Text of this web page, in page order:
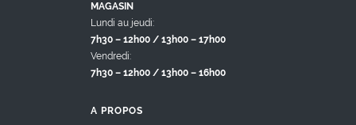
MAGASIN
Lundi au jeudi:
7h30 – 12h00 / 13h00 – 17h00
Vendredi:
7h30 – 12h00 / 13h00 – 16h00
A PROPOS